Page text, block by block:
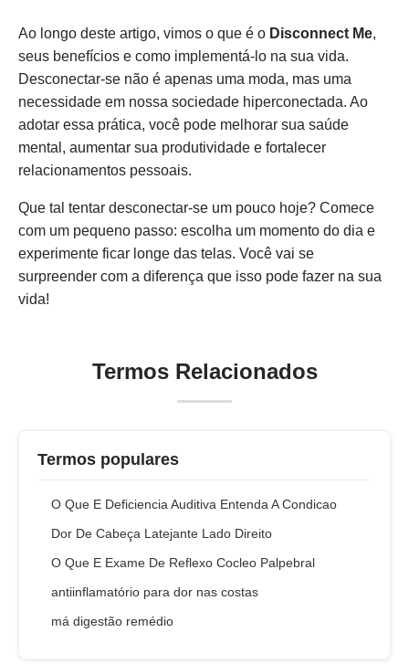
Ao longo deste artigo, vimos o que é o Disconnect Me,
seus benefícios e como implementá-lo na sua vida.
Desconectar-se não é apenas uma moda, mas uma
necessidade em nossa sociedade hiperconectada. Ao
adotar essa prática, você pode melhorar sua saúde
mental, aumentar sua produtividade e fortalecer
relacionamentos pessoais.
Que tal tentar desconectar-se um pouco hoje? Comece
com um pequeno passo: escolha um momento do dia e
experimente ficar longe das telas. Você vai se
surpreender com a diferença que isso pode fazer na sua
vida!
Termos Relacionados
Termos populares
O Que E Deficiencia Auditiva Entenda A Condicao
Dor De Cabeça Latejante Lado Direito
O Que E Exame De Reflexo Cocleo Palpebral
antiinflamatório para dor nas costas
má digestão remédio